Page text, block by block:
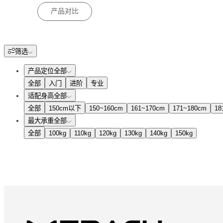
产品对比
筛选
产品定位全部
全部
入门 进阶
专业
适配身高全部
全部
150cm以下 150~160cm 161~170cm 171~180cm
最大承重全部
全部
100kg 110kg 120kg 130kg 140kg 150kg